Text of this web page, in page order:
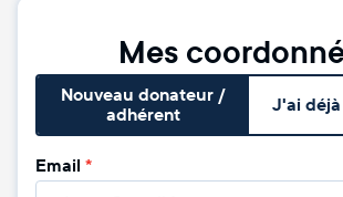
Mes
Nouveau donateur /
adhérent
J'ai
Email *